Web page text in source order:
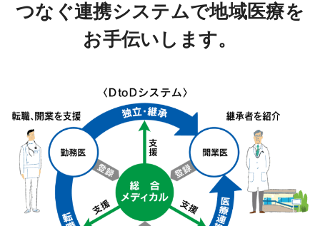
つなぐ連携システムで地域医療を
お手伝いします。